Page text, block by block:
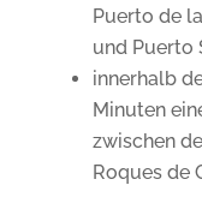
Puerto de
und Puerto
innerhalb
Minuten
zwischen
Roques de